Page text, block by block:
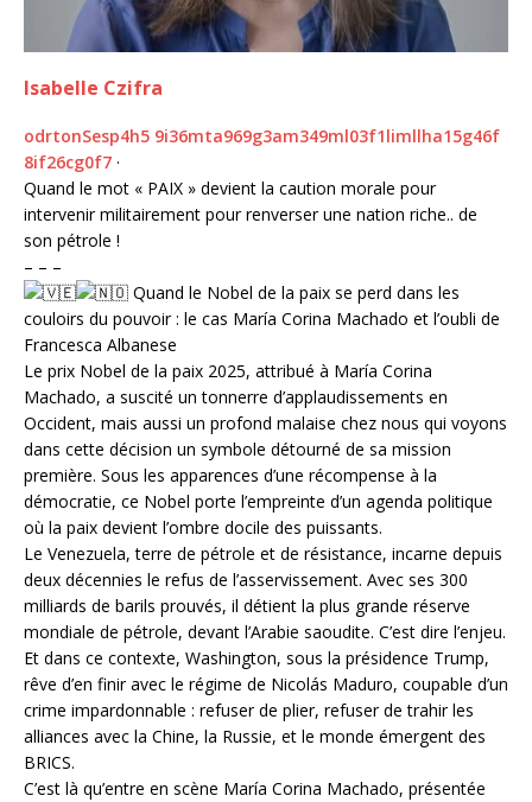
Isabelle Czifra
odrtonSesp4h5 9i36mta969g3am349ml03f1limllha15g46f
8if26cg0f7 ·
Quand le mot « PAIX » devient la caution morale pour
intervenir militairement pour renverser une nation riche.. de
son pétrole !
– – –
Quand le Nobel de la paix se perd dans les
couloirs du pouvoir : le cas María Corina Machado et l’oubli de
Francesca Albanese
Le prix Nobel de la paix 2025, attribué à María Corina
Machado, a suscité un tonnerre d’applaudissements en
Occident, mais aussi un profond malaise chez nous qui voyons
dans cette décision un symbole détourné de sa mission
première. Sous les apparences d’une récompense à la
démocratie, ce Nobel porte l’empreinte d’un agenda politique
où la paix devient l’ombre docile des puissants.
Le Venezuela, terre de pétrole et de résistance, incarne depuis
deux décennies le refus de l’asservissement. Avec ses 300
milliards de barils prouvés, il détient la plus grande réserve
mondiale de pétrole, devant l’Arabie saoudite. C’est dire l’enjeu.
Et dans ce contexte, Washington, sous la présidence Trump,
rêve d’en finir avec le régime de Nicolás Maduro, coupable d’un
crime impardonnable : refuser de plier, refuser de trahir les
alliances avec la Chine, la Russie, et le monde émergent des
BRICS.
C’est là qu’entre en scène María Corina Machado, présentée